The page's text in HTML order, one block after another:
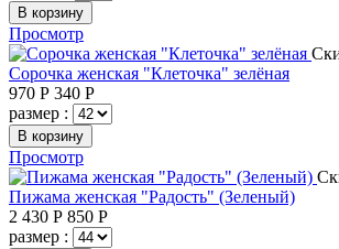
В корзину
Просмотр
Сорочка женская "Клеточка" зелёная
970 Р 340 Р
размер :
В корзину
Просмотр
Пижама женская "Радость" (Зеленый)
2 430 Р 850 Р
размер :